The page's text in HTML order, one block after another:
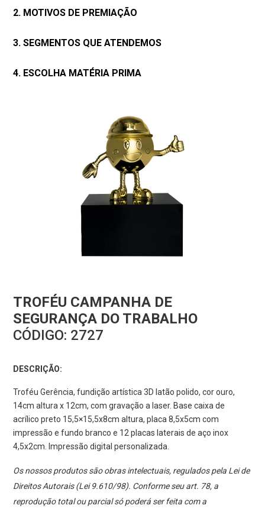
2. MOTIVOS DE PREMIAÇÃO
3. SEGMENTOS QUE ATENDEMOS
4. ESCOLHA MATÉRIA PRIMA
TROFÉU CAMPANHA DE
SEGURANÇA DO TRABALHO
CÓDIGO: 2727
DESCRIÇÃO:
Troféu Gerência, fundição artística 3D latão polido, cor ouro,
14cm altura x 12cm, com gravação a laser. Base caixa de
acrílico preto 15,5×15,5x8cm altura, placa 8,5x5cm com
impressão e fundo branco e 12 placas laterais de aço inox
4,5x2cm. Impressão digital personalizada.
Os nossos produtos são obras intelectuais, regulados pela Lei de
Direitos Autorais (Lei 9.610/98). Conforme seu art. 78, a
reprodução total ou parcial só poderá ser feita com a